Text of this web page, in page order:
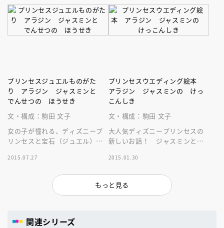
プリンセスジュエルものがた
り アラジン ジャスミンと
でんせつの ほうせき
文・構成：駒田 文子
女の子が憧れる、ディズニープ
リンセスと宝石（ジュエル）。
話シリーズが誕生！第３弾はジ
2015.07.27
プリンセスウエディング絵本
アラジン ジャスミンの けっ
こんしき
文・構成：駒田 文子
大人気ディズニープリンセスの
新しいお話！ ジャスミンとア
までの物語を美しいイラストで
2015.01.30
もっと見る
関連シリーズ